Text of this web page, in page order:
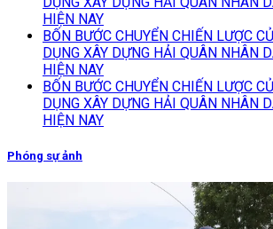
HIỆN NAY
BỐN BƯỚC CHUYỂN CHIẾN LƯỢC
DỤNG XÂY DỰNG HẢI QUÂN NHÂN
HIỆN NAY
BỐN BƯỚC CHUYỂN CHIẾN LƯỢC
DỤNG XÂY DỰNG HẢI QUÂN NHÂN
HIỆN NAY
Phóng sự ảnh